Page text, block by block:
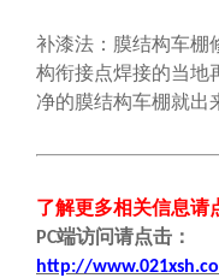
补漆法：膜结构车棚
构衔接点焊接的当地
净的膜结构车棚就出
了解更多相关信息请
PC端访问请点击 ：
http://